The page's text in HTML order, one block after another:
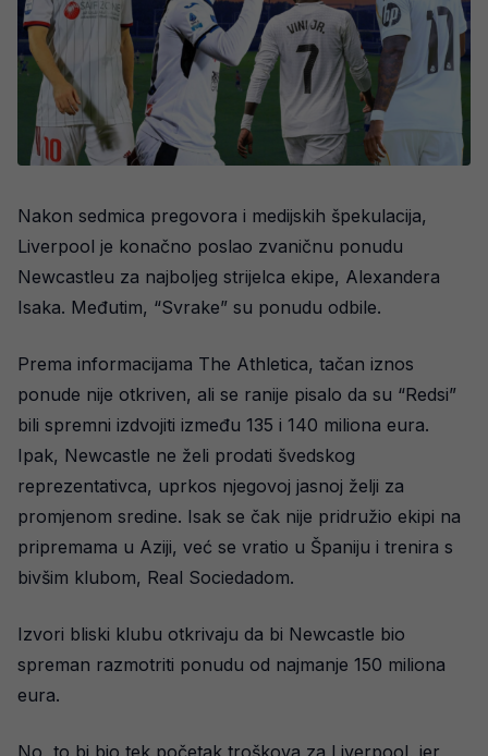
Nakon sedmica pregovora i medijskih špekulacija,
Liverpool je konačno poslao zvaničnu ponudu
Newcastleu za najboljeg strijelca ekipe, Alexandera
Isaka. Međutim, “Svrake” su ponudu odbile.
Prema informacijama The Athletica, tačan iznos
ponude nije otkriven, ali se ranije pisalo da su “Redsi”
bili spremni izdvojiti između 135 i 140 miliona eura.
Ipak, Newcastle ne želi prodati švedskog
reprezentativca, uprkos njegovoj jasnoj želji za
promjenom sredine. Isak se čak nije pridružio ekipi na
pripremama u Aziji, već se vratio u Španiju i trenira s
bivšim klubom, Real Sociedadom.
Izvori bliski klubu otkrivaju da bi Newcastle bio
spreman razmotriti ponudu od najmanje 150 miliona
eura.